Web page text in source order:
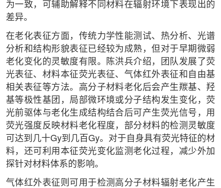
为一致，可辅助解释不同材料在辐射环境下表现出的
差异。
在老化表征方面，传统力学性能测试、热分析、光谱
分析和结构形貌表征已经较为成熟，但对于早期微弱
老化变化的灵敏度有限。陈洪兵介绍，团队发展了荧
光表征、材料本征荧光表征、气体红外表征和自由基
相关表征等方法。高分子材料老化后会产生羰基、羟
基等极性基团，局部微环境或分子结构发生变化，荧
光前驱体与老化生成结构结合后可产生荧光信号，用
荧光强度反映材料老化程度，部分材料的检测灵敏度
可达到几十Gy到几百Gy。对于自身具有荧光特征的材
料，还可利用本征荧光变化监测老化过程，减少外加
探针对材料体系的影响。
气体红外表征则可用于检测高分子材料辐射老化产生